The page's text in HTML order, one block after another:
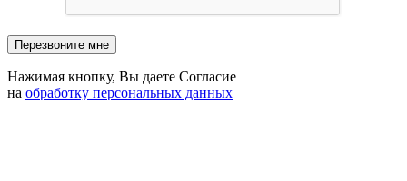
Нажимая кнопку, Вы даете Согласие
на обработку персональных данных